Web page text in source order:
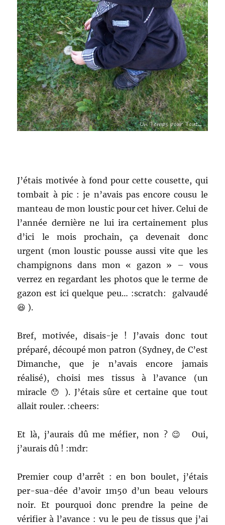
J’étais motivée à fond pour cette cousette, qui
tombait à pic : je n’avais pas encore cousu le
manteau de mon loustic pour cet hiver. Celui de
l’année dernière ne lui ira certainement plus
d’ici le mois prochain, ça devenait donc
urgent (mon loustic pousse aussi vite que les
champignons dans mon « gazon » – vous
verrez en regardant les photos que le terme de
gazon est ici quelque peu… :scratch: galvaudé
😆 ).
Bref, motivée, disais-je ! J’avais donc tout
préparé, découpé mon patron (Sydney, de C’est
Dimanche, que je n’avais encore jamais
réalisé), choisi mes tissus à l’avance (un
miracle 😯 ). J’étais sûre et certaine que tout
allait rouler. :cheers:
Et là, j’aurais dû me méfier, non ? 😉 Oui,
j’aurais dû ! :mdr:
Premier coup d’arrêt : en bon boulet, j’étais
per-sua-dée d’avoir 1m50 d’un beau velours
noir. Et pourquoi donc prendre la peine de
vérifier à l’avance : vu le peu de tissus que j’ai